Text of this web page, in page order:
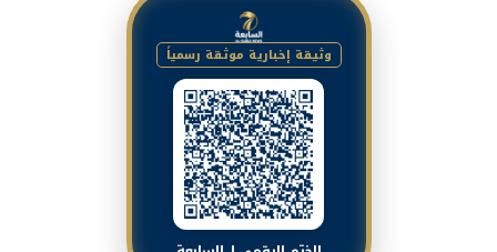
وثيقة إخبارية موثقة رسمياً